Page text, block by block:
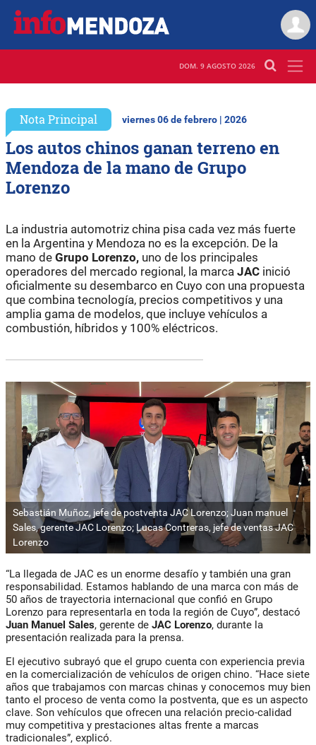
DOM. 9 AGOSTO 2026
Nota Principal viernes 06 de febrero | 2026
Los autos chinos ganan terreno en
Mendoza de la mano de Grupo
Lorenzo
La industria automotriz china pisa cada vez más fuerte
en la Argentina y Mendoza no es la excepción. De la
mano de Grupo Lorenzo, uno de los principales
operadores del mercado regional, la marca JAC inició
oficialmente su desembarco en Cuyo con una propuesta
que combina tecnología, precios competitivos y una
amplia gama de modelos, que incluye vehículos a
combustión, híbridos y 100% eléctricos.
Sebastián Muñoz, jefe de postventa JAC Lorenzo; Juan manuel
Sales, gerente JAC Lorenzo; Lucas Contreras, jefe de ventas JAC
Lorenzo
“La llegada de JAC es un enorme desafío y también una gran
responsabilidad. Estamos hablando de una marca con más de
50 años de trayectoria internacional que confió en Grupo
Lorenzo para representarla en toda la región de Cuyo”, destacó
Juan Manuel Sales, gerente de JAC Lorenzo, durante la
presentación realizada para la prensa.
El ejecutivo subrayó que el grupo cuenta con experiencia previa
en la comercialización de vehículos de origen chino. “Hace siete
años que trabajamos con marcas chinas y conocemos muy bien
tanto el proceso de venta como la postventa, que es un aspecto
clave. Son vehículos que ofrecen una relación precio-calidad
muy competitiva y prestaciones altas frente a marcas
tradicionales”, explicó.